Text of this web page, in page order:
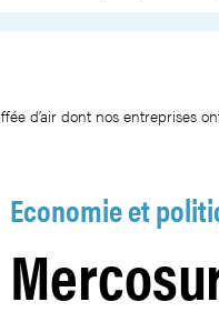
d’air dont
d’air dont nos entreprises
Economie et